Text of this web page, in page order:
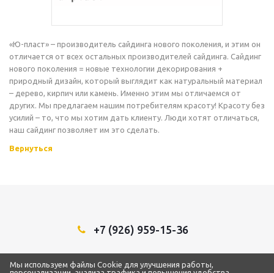
«Ю-пласт» – производитель сайдинга нового поколения, и этим он
отличается от всех остальных производителей сайдинга. Сайдинг
нового поколения = новые технологии декорирования +
природный дизайн, который выглядит как натуральный материал
– дерево, кирпич или камень. Именно этим мы отличаемся от
других. Мы предлагаем нашим потребителям красоту! Красоту без
усилий – то, что мы хотим дать клиенту. Люди хотят отличаться,
наш сайдинг позволяет им это сделать.
Вернуться
+7 (926) 959-15-36
Мы используем файлы Cookie для улучшения работы,